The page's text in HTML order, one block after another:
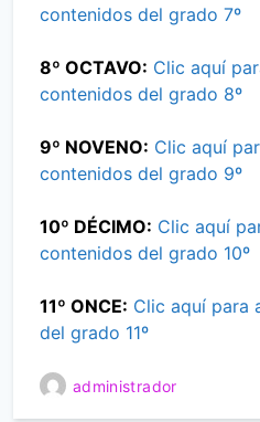
contenidos del grado 7º
8º OCTAVO: Clic aquí
contenidos del grado 8º
9º NOVENO: Clic aquí
contenidos del grado 9º
10º DÉCIMO: Clic aquí
contenidos del grado 10º
11º ONCE: Clic aquí para
del grado 11º
administrador